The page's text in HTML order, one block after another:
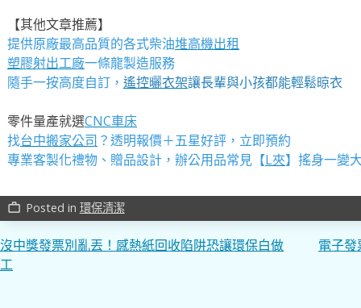
【其他文章推薦】
提供原廠最高品質的各式柴油堆高機出租
塑膠射出工廠一條龍製造服務
隨手一按高度自訂， 遙控曬衣架讓長輩與小孩都能輕鬆晾衣
零件量產就選CNC車床
找台中搬家公司 ？透明報價＋五星好評，立即預約
專業客製化禮物、贈品設計，辦公用品常見【L夾】搖身一變
work_outline Posted in 環保清潔
文
章
沒中獎發票別亂丟！感熱紙回收陷阱恐讓環保白做
工
電子